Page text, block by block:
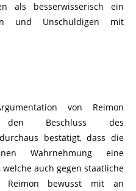
als besserwisserisch ein
und Unschuldigen mit
von Reimon
den Beschluss des
bestätigt, dass die
Wahrnehmung eine
auch gegen staatliche
Reimon bewusst mit an